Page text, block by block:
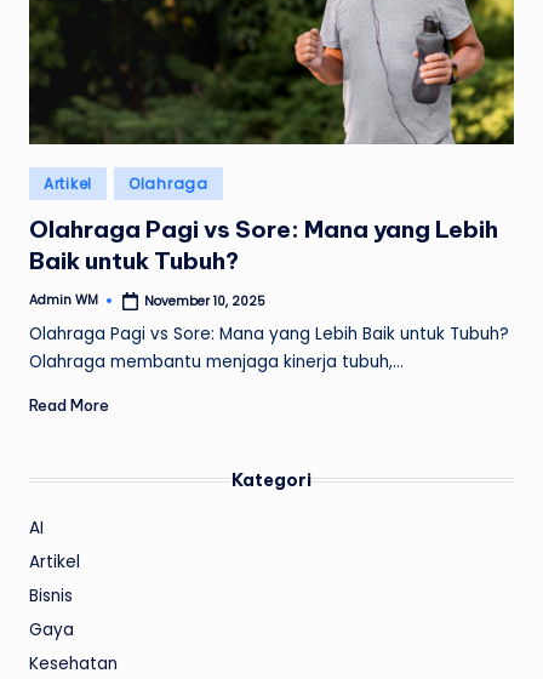
Posted
in
Artikel Olahraga
Olahraga Pagi vs Sore: Mana yang Lebih
Baik untuk Tubuh?
Posted
Admin WM November 10, 2025
Olahraga Pagi vs Sore: Mana yang Lebih Baik untuk Tubuh?
Olahraga membantu menjaga kinerja tubuh,…
Read More
Kategori
AI
Artikel
Bisnis
Gaya
Kesehatan